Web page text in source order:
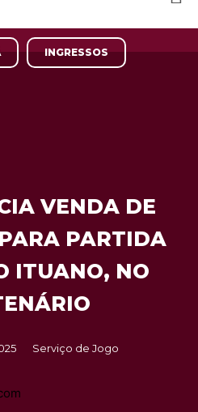
INGRESSOS
VENDA DE
PARTIDA
ITUANO, NO
Serviço de Jogo